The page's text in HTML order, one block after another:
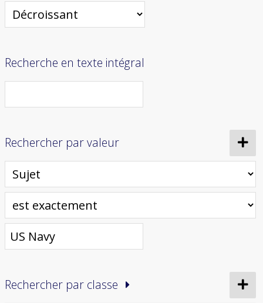
Recherche en texte intégral
Rechercher par valeur
Rechercher par classe